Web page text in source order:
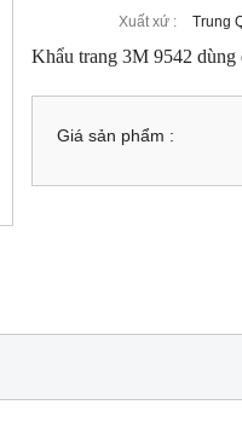
Xuất xứ :
Trung
Khẩu trang 3M 9542 dùng
Giá sản phẩm :